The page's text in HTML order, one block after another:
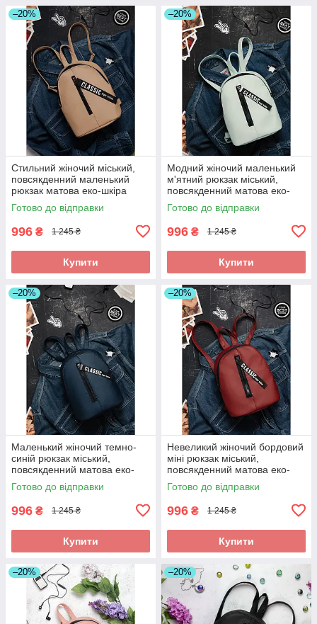
–20%
Стильний жіночий міський,
повсякденний маленький
рюкзак матова еко-шкіра
темно-бежевий (тілесний)
Готово до відправки
996 ₴ 1 245 ₴
Купити
–20%
Модний жіночий маленький
м'ятний рюкзак міський,
повсякденний матова еко-
шкіра м'ята
Готово до відправки
996 ₴ 1 245 ₴
Купити
–20%
Маленький жіночий темно-
синій рюкзак міський,
повсякденний матова еко-
шкіра
Готово до відправки
996 ₴ 1 245 ₴
Купити
–20%
Невеликий жіночий бордовий
міні рюкзак міський,
повсякденний матова еко-
шкіра
Готово до відправки
996 ₴ 1 245 ₴
Купити
–20% –20%